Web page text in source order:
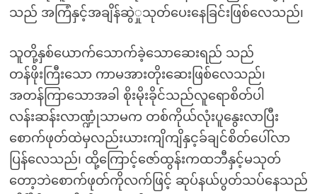
သည် အကြံနှင့်အချိန်ဆွဲှုသုတ်ပေးနေခြင်းဖြစ်လေသည်၊
သူတို့နှစ်ယောက်သောက်ခဲ့သောဆေးရည် သည်
တန်ဖိုးကြီးသော ကာမအားတိုးဆေးဖြစ်လေသည်၊
အတန်ကြာသောအခါ စိုးမိုးခိုင်သည်လူရောစိတ်ပါ
လန်းဆန်းလာဏ္ဍုံသာမက တစ်ကိုယ်လုံးပူနွေးလာပြီး
စောက်ဖုတ်ထဲမှလည်းယားကျိကျိနှင့ခ်ချင်စိတ်ပေါ်လာ
ပြန်လေသည်၊ ထို့ကြောင့်ဇော်ထွန်းကထဘီနှင့်မသုတ်
တော့ဘဲစောက်ဖုတ်ကိုလက်ဖြင့် ဆုပ်နယ်ပွတ်သပ်နေသည်